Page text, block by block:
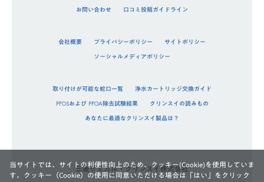
お問い合わせ
口コミ投稿ガイドライン
会社概要 プライバシーポリシー
サイトポリシー
ソーシャルメディアポリシー
取り付けが可能な蛇口一覧
浄水カートリッジ交換ガイド
PFOSおよび PFOA除去試験結果
クリンスイの読みもの
あなたに最適なクリンスイ製品は？
三菱ケミカル・クリンスイ株式会社
当サイトでは、サイトの利便性向上のため、クッキー(Cookie)を使用していま
す。クッキー（Cookie）の使用に同意いただける場合は「はい」をクリック